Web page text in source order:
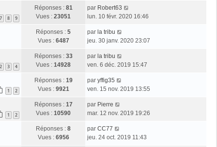
7 8 9
Réponses : 81
Vues : 23051
par Robert63
lun. 10 févr. 2020 16:46
Réponses : 5
Vues : 6487
par la tribu
jeu. 30 janv. 2020 23:07
2 3 4
Réponses : 33
Vues : 14928
par la tribu
ven. 6 déc. 2019 15:47
1 2
Réponses : 19
Vues : 9921
par yffig35
ven. 15 nov. 2019 13:55
1 2
Réponses : 17
Vues : 10590
par Pierre
mar. 12 nov. 2019 19:26
Réponses : 8
Vues : 6956
par CC77
jeu. 24 oct. 2019 11:43